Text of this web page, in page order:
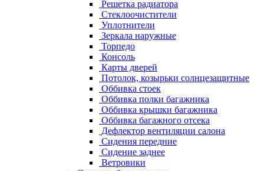
Решетка радиатора
Стеклоочистители
Уплотнители
Зеркала наружные
Торпедо
Консоль
Карты дверей
Потолок, козырьки солнцезащитные
Оббивка стоек
Оббивка полки багажника
Оббивка крышки багажника
Оббивка багажного отсека
Дефлектор вентиляции салона
Сидения передние
Сидение заднее
Ветровики